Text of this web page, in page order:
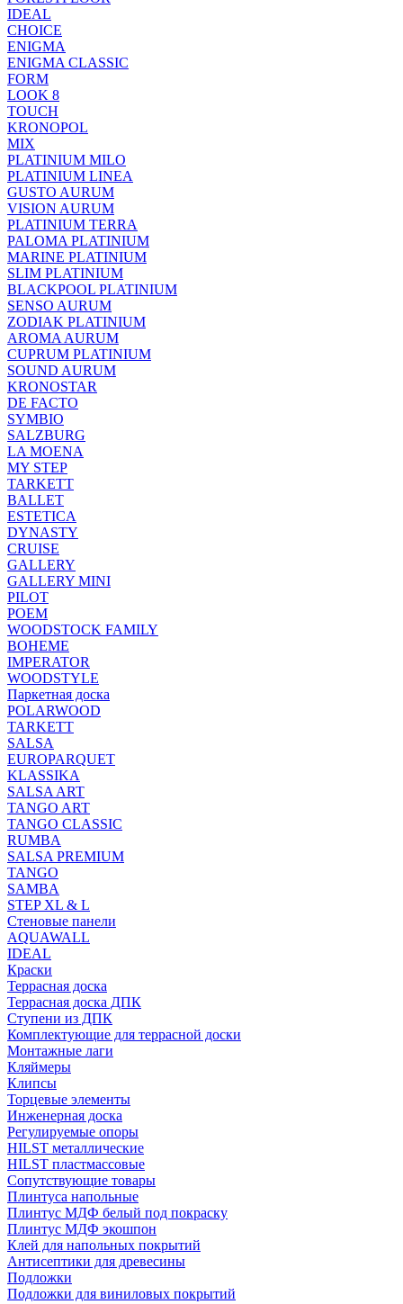
IDEAL
CHOICE
ENIGMA
ENIGMA CLASSIC
FORM
LOOK 8
TOUCH
KRONOPOL
MIX
PLATINIUM MILO
PLATINIUM LINEA
GUSTO AURUM
VISION AURUM
PLATINIUM TERRA
PALOMA PLATINIUM
MARINE PLATINIUM
SLIM PLATINIUM
BLACKPOOL PLATINIUM
SENSO AURUM
ZODIAK PLATINIUM
AROMA AURUM
CUPRUM PLATINIUM
SOUND AURUM
KRONOSTAR
DE FACTO
SYMBIO
SALZBURG
LA MOENA
MY STEP
TARKETT
BALLET
ESTETICA
DYNASTY
CRUISE
GALLERY
GALLERY MINI
PILOT
POEM
WOODSTOCK FAMILY
BOHEME
IMPERATOR
WOODSTYLE
Паркетная доска
POLARWOOD
TARKETT
SALSA
EUROPARQUET
KLASSIKA
SALSA ART
TANGO ART
TANGO CLASSIC
RUMBA
SALSA PREMIUM
TANGO
SAMBA
STEP XL & L
Стеновые панели
AQUAWALL
IDEAL
Краски
Террасная доска
Террасная доска ДПК
Ступени из ДПК
Комплектующие для террасной доски
Монтажные лаги
Кляймеры
Клипсы
Торцевые элементы
Инженерная доска
Регулируемые опоры
HILST металлические
HILST пластмассовые
Сопутствующие товары
Плинтуса напольные
Плинтус МДФ белый под покраску
Плинтус МДФ экошпон
Клей для напольных покрытий
Антисептики для древесины
Подложки
Подложки для виниловых покрытий